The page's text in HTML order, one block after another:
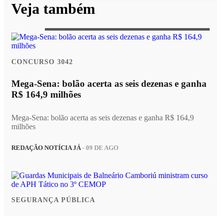
Veja também
CONCURSO 3042
Mega-Sena: bolão acerta as seis dezenas e ganha
R$ 164,9 milhões
Mega-Sena: bolão acerta as seis dezenas e ganha R$ 164,9
milhões
REDAÇÃO NOTÍCIA JÁ - 09 DE AGO
SEGURANÇA PÚBLICA